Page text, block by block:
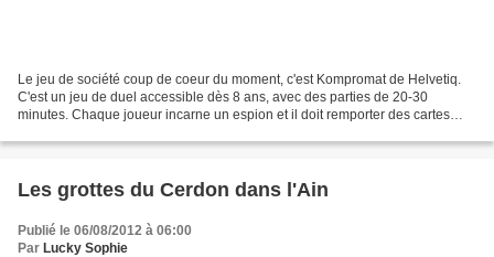
Le jeu de société coup de coeur du moment, c'est Kompromat de Helvetiq.
C'est un jeu de duel accessible dès 8 ans, avec des parties de 20-30
minutes. Chaque joueur incarne un espion et il doit remporter des cartes
Les grottes du Cerdon dans l'Ain
Publié le 06/08/2012 à 06:00
Par Lucky Sophie